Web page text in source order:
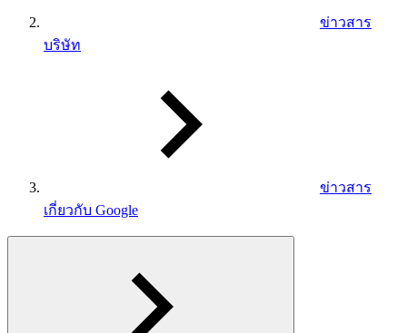
ข่าวสาร
บริษัท
ข่าวสาร
เกี่ยวกับ Google